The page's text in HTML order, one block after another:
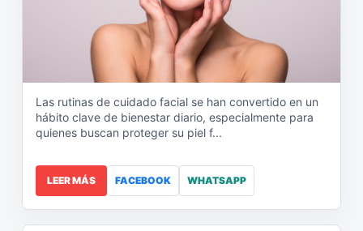
Las rutinas de cuidado facial se han convertido en un
hábito clave de bienestar diario, especialmente para
quienes buscan proteger su piel f...
LEER MÁS FACEBOOK WHATSAPP